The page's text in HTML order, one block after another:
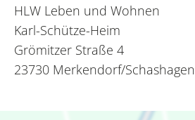
HLW Leben und Wohnen
Karl-Schütze-Heim
Grömitzer Straße 4
23730 Merkendorf/Schashagen